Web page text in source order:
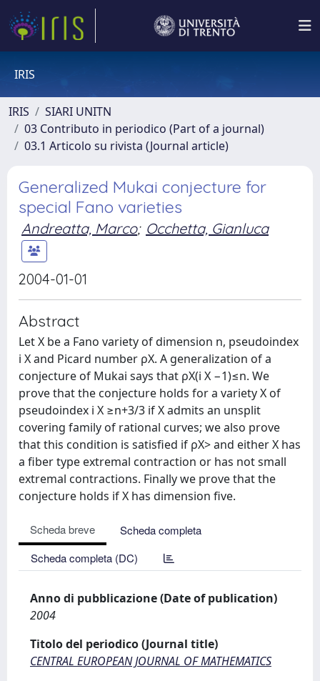
IRIS
IRIS
SIARI UNITN
03 Contributo in periodico (Part of a journal)
03.1 Articolo su rivista (Journal article)
Generalized Mukai conjecture for
special Fano varieties
Andreatta, Marco; Occhetta, Gianluca
2004-01-01
Abstract
Let X be a Fano variety of dimension n, pseudoindex
i X and Picard number ρX. A generalization of a
conjecture of Mukai says that ρX(i X −1)≤n. We
prove that the conjecture holds for a variety X of
pseudoindex i X ≥n+3/3 if X admits an unsplit
covering family of rational curves; we also prove
that this condition is satisfied if ρX> and either X has
a fiber type extremal contraction or has not small
extremal contractions. Finally we prove that the
conjecture holds if X has dimension five.
Scheda breve
Scheda completa
Scheda completa (DC)
Anno di pubblicazione (Date of publication)
2004
Titolo del periodico (Journal title)
CENTRAL EUROPEAN JOURNAL OF MATHEMATICS